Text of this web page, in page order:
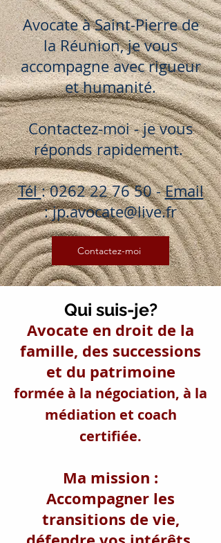
Avocate à Saint-Pierre de
la Réunion, je vous
accompagne avec rigueur
et humanité.
Contactez-moi - je vous
réponds rapidement.
Tél:0262 22 76 50-Email
:jp.avocate@live.fr
Contactez-moi
Qui suis-je?
Avocate en droit de la
famille, des successions
et du patrimoine
formée à la négociation, à la
médiation et coach
certifiée.
Ma mission :
Accompagner les
transitions de vie,